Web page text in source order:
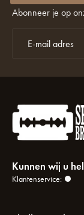
Abonneer je op
Kunnen wij u
Klantenservice: